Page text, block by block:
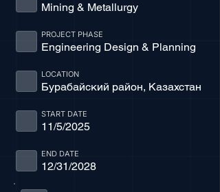
Mining & Metallurgy
Engineering Design & Planning
PROJECT PHASE
Бурабайский район, Казахстан
LOCATION
11/5/2025
START DATE
12/31/2028
END DATE